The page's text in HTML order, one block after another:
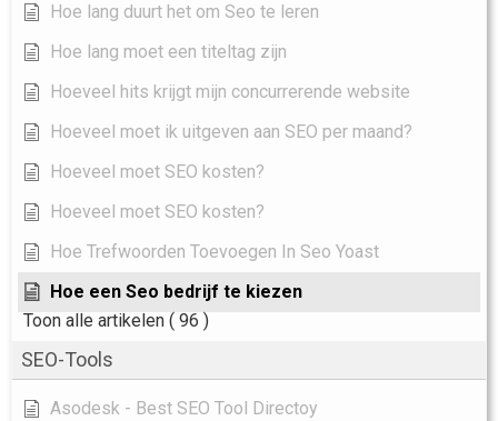
Hoe lang duurt het om Seo te leren
Hoe lang moet een titeltag zijn
Hoeveel hits krijgt mijn concurrerende website
Hoeveel moet ik uitgeven aan SEO per maand?
Hoeveel moet SEO kosten?
Hoeveel moet SEO kosten?
Hoe Trefwoorden Toevoegen In Seo Yoast
Hoe een Seo bedrijf te kiezen
Toon alle artikelen ( 96 )
SEO-Tools
Asodesk - Best SEO Tool Directoy